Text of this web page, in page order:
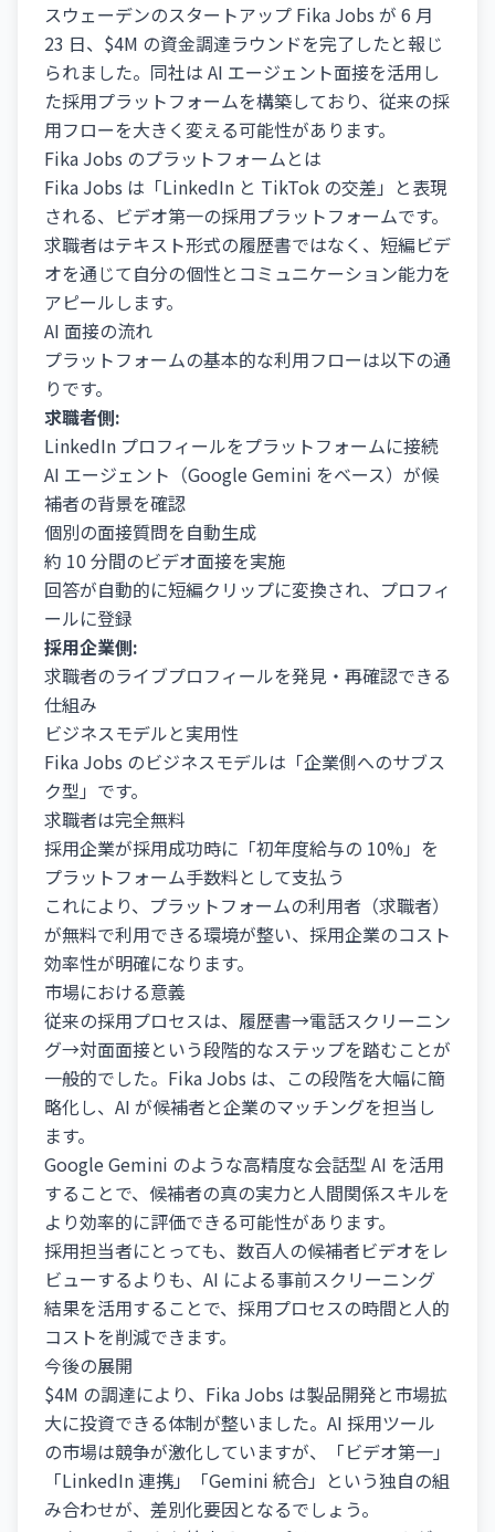
スウェーデンのスタートアップ Fika Jobs が 6 月
23 日、$4M の資金調達ラウンドを完了したと報じ
られました。同社は AI エージェント面接を活用し
た採用プラットフォームを構築しており、従来の採
用フローを大きく変える可能性があります。
Fika Jobs のプラットフォームとは
Fika Jobs は「LinkedIn と TikTok の交差」と表現
される、ビデオ第一の採用プラットフォームです。
求職者はテキスト形式の履歴書ではなく、短編ビデ
オを通じて自分の個性とコミュニケーション能力を
アピールします。
AI 面接の流れ
プラットフォームの基本的な利用フローは以下の通
りです。
求職者側:
LinkedIn プロフィールをプラットフォームに接続
AI エージェント（Google Gemini をベース）が候
補者の背景を確認
個別の面接質問を自動生成
約 10 分間のビデオ面接を実施
回答が自動的に短編クリップに変換され、プロフィ
ールに登録
採用企業側:
求職者のライブプロフィールを発見・再確認できる
仕組み
ビジネスモデルと実用性
Fika Jobs のビジネスモデルは「企業側へのサブス
ク型」です。
求職者は完全無料
採用企業が採用成功時に「初年度給与の 10%」を
プラットフォーム手数料として支払う
これにより、プラットフォームの利用者（求職者）
が無料で利用できる環境が整い、採用企業のコスト
効率性が明確になります。
市場における意義
従来の採用プロセスは、履歴書→電話スクリーニン
グ→対面面接という段階的なステップを踏むことが
一般的でした。Fika Jobs は、この段階を大幅に簡
略化し、AI が候補者と企業のマッチングを担当し
ます。
Google Gemini のような高精度な会話型 AI を活用
することで、候補者の真の実力と人間関係スキルを
より効率的に評価できる可能性があります。
採用担当者にとっても、数百人の候補者ビデオをレ
ビューするよりも、AI による事前スクリーニング
結果を活用することで、採用プロセスの時間と人的
コストを削減できます。
今後の展開
$4M の調達により、Fika Jobs は製品開発と市場拡
大に投資できる体制が整いました。AI 採用ツール
の市場は競争が激化していますが、「ビデオ第一」
「LinkedIn 連携」「Gemini 統合」という独自の組
み合わせが、差別化要因となるでしょう。